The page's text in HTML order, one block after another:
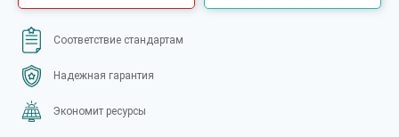
Соответствие стандартам
Надежная гарантия
Экономит ресурсы